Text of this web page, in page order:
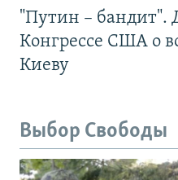
"Путин – бандит".
Конгрессе США о
Киеву
Выбор Свободы